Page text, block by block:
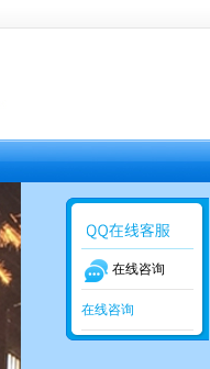
在线咨询
在线咨询